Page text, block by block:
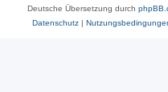
Deutsche Übersetzung durch
Datenschutz|